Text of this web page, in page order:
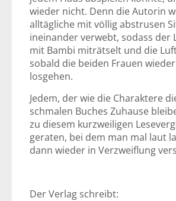
wieder nicht. Denn die Autorin
alltägliche mit völlig abstrusen
ineinander verwebt, sodass der
mit Bambi miträtselt und die
sobald die beiden Frauen
losgehen.
Jedem, der wie die Charaktere
schmalen Buches Zuhause
zu diesem kurzweiligen
geraten, bei dem man mal laut
dann wieder in Verzweiflung
Der Verlag schreibt: